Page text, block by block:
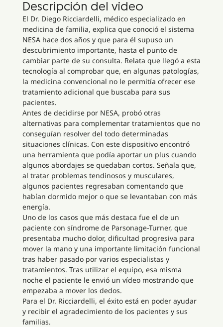
Descripción del video
El Dr. Diego Ricciardelli, médico especializado en
medicina de familia, explica que conoció el sistema
NESA hace dos años y que para él supuso un
descubrimiento importante, hasta el punto de
cambiar parte de su consulta. Relata que llegó a esta
tecnología al comprobar que, en algunas patologías,
la medicina convencional no le permitía ofrecer ese
tratamiento adicional que buscaba para sus
pacientes.
Antes de decidirse por NESA, probó otras
alternativas para complementar tratamientos que no
conseguían resolver del todo determinadas
situaciones clínicas. Con este dispositivo encontró
una herramienta que podía aportar un plus cuando
algunos abordajes se quedaban cortos. Señala que,
al tratar problemas tendinosos y musculares,
algunos pacientes regresaban comentando que
habían dormido mejor o que se levantaban con más
energía.
Uno de los casos que más destaca fue el de un
paciente con síndrome de Parsonage-Turner, que
presentaba mucho dolor, dificultad progresiva para
mover la mano y una importante limitación funcional
tras haber pasado por varios especialistas y
tratamientos. Tras utilizar el equipo, esa misma
noche el paciente le envió un vídeo mostrando que
empezaba a mover los dedos.
Para el Dr. Ricciardelli, el éxito está en poder ayudar
y recibir el agradecimiento de los pacientes y sus
familias.